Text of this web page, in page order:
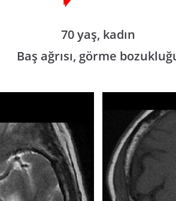
70 yaş, kadın
Baş ağrısı, görme